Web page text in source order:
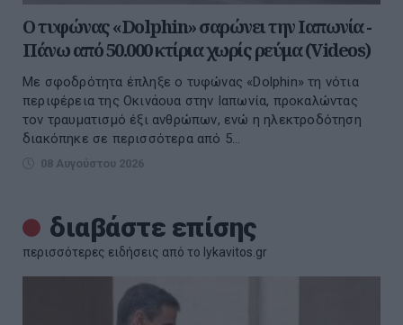
Ο τυφώνας «Dolphin» σαρώνει την Ιαπωνία -
Πάνω από 50.000 κτίρια χωρίς ρεύμα (Videos)
Με σφοδρότητα έπληξε ο τυφώνας «Dolphin» τη νότια
περιφέρεια της Οκινάουα στην Ιαπωνία, προκαλώντας
τον τραυματισμό έξι ανθρώπων, ενώ η ηλεκτροδότηση
διακόπηκε σε περισσότερα από 5...
08 Αυγούστου 2026
διαβάστε επίσης
περισσότερες ειδήσεις από το lykavitos.gr